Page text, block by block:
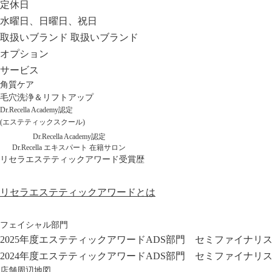
定休日
水曜日、日曜日、祝日
取扱いブランド 取扱いブランド
オプション
サービス
角質ケア
毛穴洗浄＆リフトアップ
Dr.Recella Academy認定
(エステティックスクール)
Dr.Recella Academy認定
Dr.Recella エキスパート 在籍サロン
リセラエステティックアワード受賞歴
リセラエステティックアワードとは
フェイシャル部門
2025年度エステティックアワードADS部門 セミファイナリス
2024年度エステティックアワードADS部門 セミファイナリス